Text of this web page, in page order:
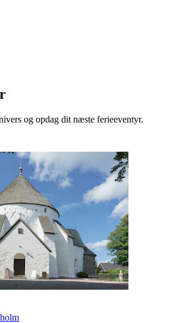
og opdag dit næste ferieeventyr.